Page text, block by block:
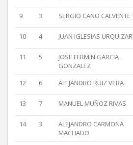
9 3 SERGIO CANO CALVENTE
10 4 JUAN IGLESIAS URQUIZAR
11 5
JOSE FERMIN GARCIA
GONZALEZ
12 6 ALEJANDRO RUIZ VERA
13 7 MANUEL MUÑOZ RIVAS
14 3
ALEJANDRO CARMONA
MACHADO